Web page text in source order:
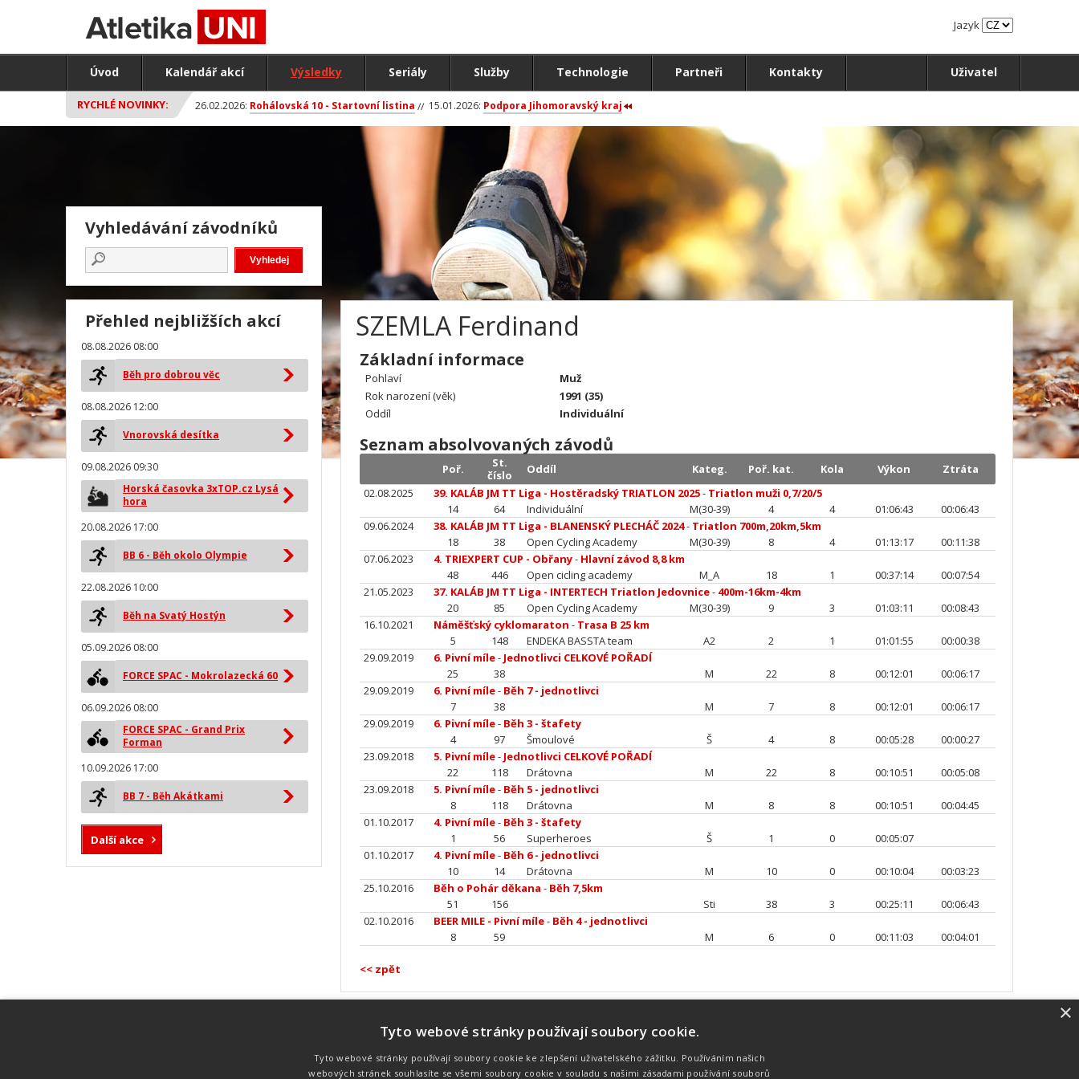
Jazyk
Úvod Kalendář akcí Výsledky Seriály Služby Technologie Partneři Kontakty Uživatel
RYCHLÉ NOVINKY: 26.02.2026: Rohálovská 10 - Startovní listina 15.01.2026: Podpora Jihomoravský kraj
SZEMLA Ferdinand
Základní informace
Pohlaví
Muž
Rok narození (věk)
1991 (35)
Oddíl
Individuální
Seznam absolvovaných závodů
Poř.
St.
číslo
Oddíl Kateg. Poř. kat. Kola Výkon
Ztráta
02.08.2025
39. KALÁB JM TT Liga - Hostěradský TRIATLON 2025- Triatlon muži 0,7/20/5
14
64 Individuální M(30-39) 4 4 01:06:43
00:06:43
09.06.2024
38. KALÁB JM TT Liga - BLANENSKÝ PLECHÁČ 2024- Triatlon 700m,20km,5km
18
38 Open Cycling Academy M(30-39) 8 4 01:13:17
00:11:38
07.06.2023
4. TRIEXPERT CUP - Obřany- Hlavní závod 8,8 km
48
446 Open cicling academy M_A 18 1 00:37:14
00:07:54
21.05.2023
37. KALÁB JM TT Liga - INTERTECH Triatlon Jedovnice- 400m-16km-4km
20
85 Open Cycling Academy M(30-39) 9 3 01:03:11
00:08:43
16.10.2021
Náměšťský cyklomaraton - Trasa B 25 km
5
148 ENDEKA BASSTA team A2 2 1 01:01:55
00:00:38
29.09.2019
6. Pivní míle- Jednotlivci CELKOVÉ POŘADÍ
25
38 M 22 8 00:12:01
00:06:17
29.09.2019
6. Pivní míle- Běh 7 - jednotlivci
7
38 M 7 8 00:12:01
00:06:17
29.09.2019
6. Pivní míle- Běh 3 - štafety
4
97 Šmoulové Š 4 8 00:05:28
00:00:27
23.09.2018
5. Pivní míle- Jednotlivci CELKOVÉ POŘADÍ
22
118 Drátovna M 22 8 00:10:51
00:05:08
23.09.2018
5. Pivní míle- Běh 5 - jednotlivci
8
118 Drátovna M 8 8 00:10:51
00:04:45
01.10.2017
4. Pivní míle- Běh 3 - štafety
1
56 Superheroes Š 1 0
00:05:07
01.10.2017
4. Pivní míle- Běh 6 - jednotlivci
10
14 Drátovna M 10 0 00:10:04
00:03:23
25.10.2016
Běh o Pohár děkana - Běh 7,5km
51
156 Sti 38 3 00:25:11
00:06:43
02.10.2016
BEER MILE - Pivní míle- Běh 4 - jednotlivci
8
59 M 6 0 00:11:03 00:04:01
<< zpět
Vyhledávání závodníků
Přehled nejbližších akcí
08.08.2026 08:00
Běh pro dobrou věc
08.08.2026 12:00
Vnorovská desítka
09.08.2026 09:30
Horská časovka 3xTOP.cz Lysá
hora
20.08.2026 17:00
BB 6 - Běh okolo Olympie
22.08.2026 10:00
Běh na Svatý Hostýn
05.09.2026 08:00
FORCE SPAC - Mokrolazecká 60
06.09.2026 08:00
FORCE SPAC - Grand Prix
Forman
10.09.2026 17:00
BB 7 - Běh Akátkami
Další akce
technologie od společnosti MYLAPS. Tato
Náš tým
Náš tým je schopen na profesionální
úrovni zajistit pořádání sportovních
×
Tyto webové stránky používají soubory cookie.
Tyto webové stránky používají soubory cookie ke zlepšení uživatelského zážitku. Používáním našich
webových stránek souhlasíte se všemi soubory cookie v souladu s našimi zásadami používání souborů